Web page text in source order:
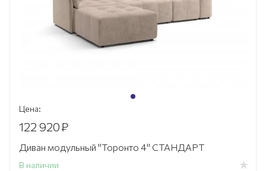
Цена:
122 920₽
Диван модульный "Торонто 4" СТАНДАРТ
В наличии